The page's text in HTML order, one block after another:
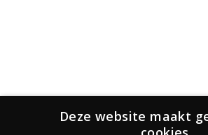
Deze website maakt